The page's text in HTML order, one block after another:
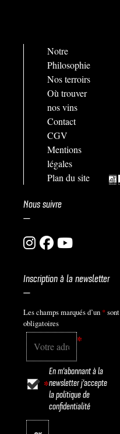
Notre
Philosophie
Nos terroirs
Où trouver
nos vins
Contact
CGV
Mentions
légales
Plan du site
Nous suivre
—
Inscription à la newsletter
—
Les champs marqués d’un *sont
obligatoires
*
*
En m'abonnant à la
newsletter j'accepte
lapolitique de
confidentialité